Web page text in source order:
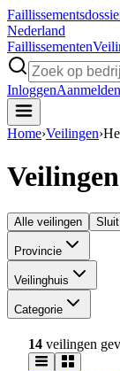
Faillissements
Nederland
Faillissementen
InloggenAanmelden
Home›Veilingen›
Veilingen
Alle veilingen
Provincie
Veilinghuis
Categorie
14 veilingen